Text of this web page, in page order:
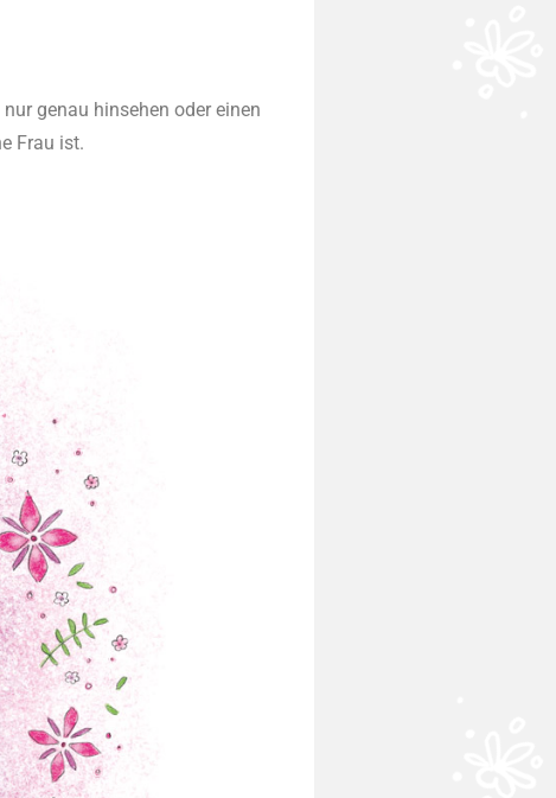
genau hinsehen oder einen
Frau ist.